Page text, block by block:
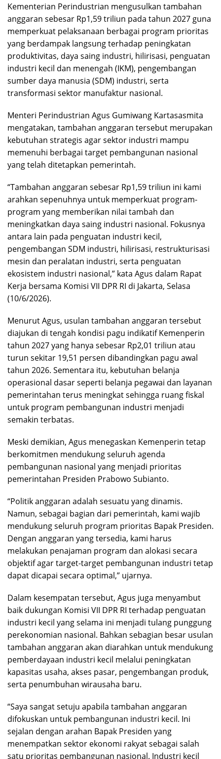
Kementerian Perindustrian mengusulkan tambahan
anggaran sebesar Rp1,59 triliun pada tahun 2027 guna
memperkuat pelaksanaan berbagai program prioritas
yang berdampak langsung terhadap peningkatan
produktivitas, daya saing industri, hilirisasi, penguatan
industri kecil dan menengah (IKM), pengembangan
sumber daya manusia (SDM) industri, serta
transformasi sektor manufaktur nasional.
Menteri Perindustrian Agus Gumiwang Kartasasmita
mengatakan, tambahan anggaran tersebut merupakan
kebutuhan strategis agar sektor industri mampu
memenuhi berbagai target pembangunan nasional
yang telah ditetapkan pemerintah.
“Tambahan anggaran sebesar Rp1,59 triliun ini kami
arahkan sepenuhnya untuk memperkuat program-
program yang memberikan nilai tambah dan
meningkatkan daya saing industri nasional. Fokusnya
antara lain pada penguatan industri kecil,
pengembangan SDM industri, hilirisasi, restrukturisasi
mesin dan peralatan industri, serta penguatan
ekosistem industri nasional,” kata Agus dalam Rapat
Kerja bersama Komisi VII DPR RI di Jakarta, Selasa
(10/6/2026).
Menurut Agus, usulan tambahan anggaran tersebut
diajukan di tengah kondisi pagu indikatif Kemenperin
tahun 2027 yang hanya sebesar Rp2,01 triliun atau
turun sekitar 19,51 persen dibandingkan pagu awal
tahun 2026. Sementara itu, kebutuhan belanja
operasional dasar seperti belanja pegawai dan layanan
pemerintahan terus meningkat sehingga ruang fiskal
untuk program pembangunan industri menjadi
semakin terbatas.
Meski demikian, Agus menegaskan Kemenperin tetap
berkomitmen mendukung seluruh agenda
pembangunan nasional yang menjadi prioritas
pemerintahan Presiden Prabowo Subianto.
“Politik anggaran adalah sesuatu yang dinamis.
Namun, sebagai bagian dari pemerintah, kami wajib
mendukung seluruh program prioritas Bapak Presiden.
Dengan anggaran yang tersedia, kami harus
melakukan penajaman program dan alokasi secara
objektif agar target-target pembangunan industri tetap
dapat dicapai secara optimal,” ujarnya.
Dalam kesempatan tersebut, Agus juga menyambut
baik dukungan Komisi VII DPR RI terhadap penguatan
industri kecil yang selama ini menjadi tulang punggung
perekonomian nasional. Bahkan sebagian besar usulan
tambahan anggaran akan diarahkan untuk mendukung
pemberdayaan industri kecil melalui peningkatan
kapasitas usaha, akses pasar, pengembangan produk,
serta penumbuhan wirausaha baru.
“Saya sangat setuju apabila tambahan anggaran
difokuskan untuk pembangunan industri kecil. Ini
sejalan dengan arahan Bapak Presiden yang
menempatkan sektor ekonomi rakyat sebagai salah
satu prioritas pembangunan nasional. Industri kecil